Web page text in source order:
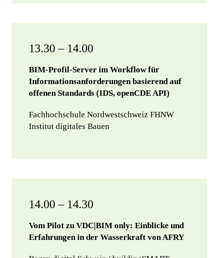
13.30 – 14.00
BIM-Profil-Server im Workflow für
Informationsanforderungen basierend auf
offenen Standards (IDS, openCDE API)
Fachhochschule Nordwestschweiz FHNW
Institut digitales Bauen
14.00 – 14.30
Vom Pilot zu VDC|BIM only: Einblicke und
Erfahrungen in der Wasserkraft von AFRY